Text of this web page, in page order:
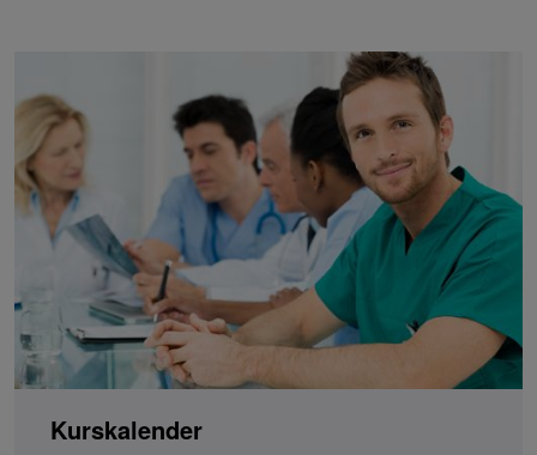
Kurskalender